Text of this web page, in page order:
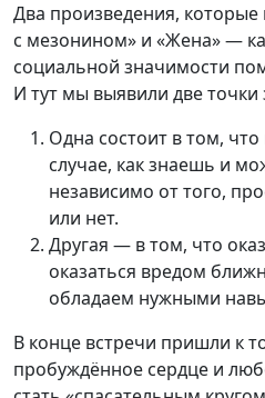
Два произведения,
с мезонином» и «Жена» —
социальной значимости
И тут мы выявили две точки
Одна состоит в том,
случае, как знаешь и
независимо от того,
или нет.
Другая — в том, что
оказаться вредом
обладаем нужными
В конце встречи пришли к
пробуждённое сердце и